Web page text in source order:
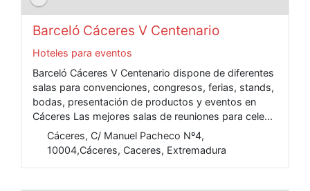
Barceló Cáceres V Centenario
Hoteles para eventos
Barceló Cáceres V Centenario dispone de diferentes
salas para convenciones, congresos, ferias, stands,
bodas, presentación de productos y eventos en
Cáceres Las mejores salas de reuniones para cele...
Cáceres, C/ Manuel Pacheco Nº4,
10004,Cáceres, Caceres, Extremadura